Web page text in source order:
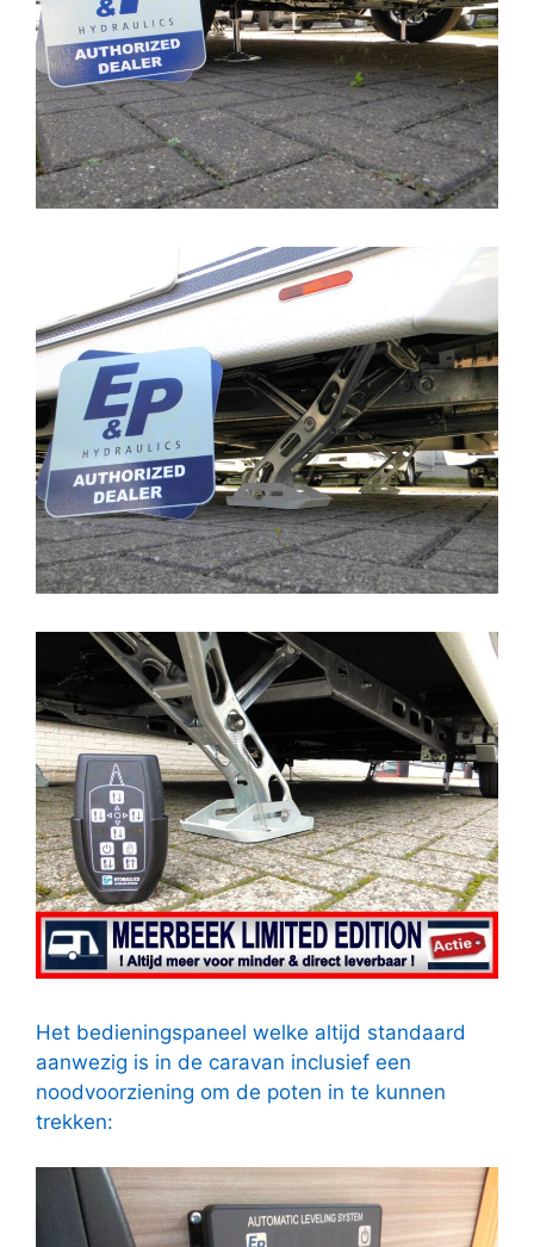
Het bedieningspaneel welke altijd standaard
aanwezig is in de caravan inclusief een
noodvoorziening om de poten in te kunnen
trekken: